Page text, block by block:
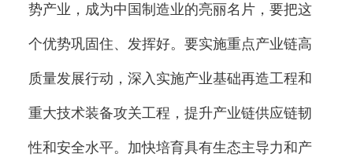
势产业，成为中国制造业的亮丽名片，要把这
个优势巩固住、发挥好。要实施重点产业链高
质量发展行动，深入实施产业基础再造工程和
重大技术装备攻关工程，提升产业链供应链韧
性和安全水平。加快培育具有生态主导力和产